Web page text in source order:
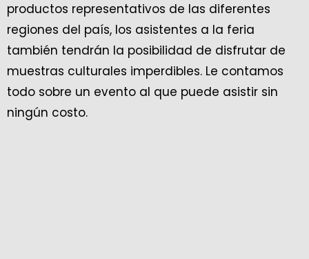
productos representativos de las diferentes
regiones del país, los asistentes a la feria
también tendrán la posibilidad de disfrutar de
muestras culturales imperdibles. Le contamos
todo sobre un evento al que puede asistir sin
ningún costo.